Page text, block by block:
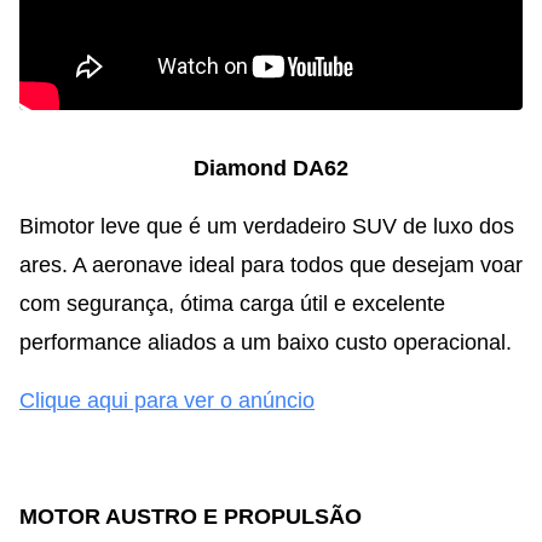
Diamond DA62
Bimotor leve que é um verdadeiro SUV de luxo dos
ares. A aeronave ideal para todos que desejam voar
com segurança, ótima carga útil e excelente
performance aliados a um baixo custo operacional.
Clique aqui para ver o anúncio
MOTOR AUSTRO E PROPULSÃO